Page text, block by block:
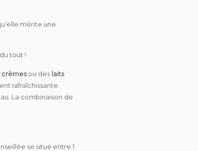
mérite une
tout !
crèmesou des laits
rafraîchissante.
La combinaison de
se situe entre 1